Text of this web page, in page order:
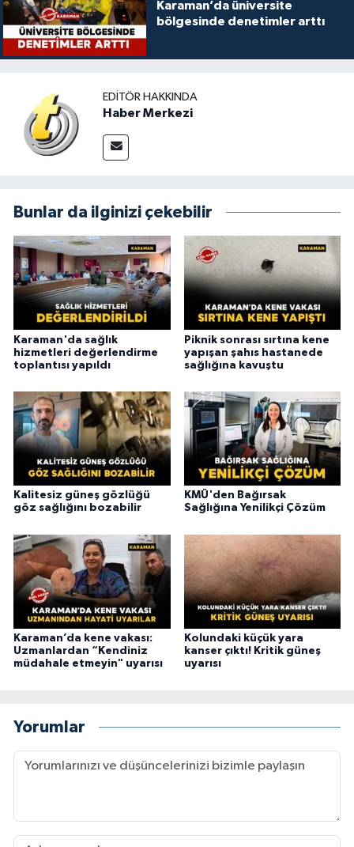
Karaman’da üniversite
bölgesinde denetimler arttı
EDITÖR HAKKINDA
Haber Merkezi
Bunlar da ilginizi çekebilir
Karaman'da sağlık
hizmetleri değerlendirme
toplantısı yapıldı
Piknik sonrası sırtına kene
yapışan şahıs hastanede
sağlığına kavuştu
Kalitesiz güneş gözlüğü
göz sağlığını bozabilir
KMÜ'den Bağırsak
Sağlığına Yenilikçi Çözüm
Karaman’da kene vakası:
Uzmanlardan “Kendiniz
müdahale etmeyin" uyarısı
Kolundaki küçük yara
kanser çıktı! Kritik güneş
uyarısı
Yorumlar